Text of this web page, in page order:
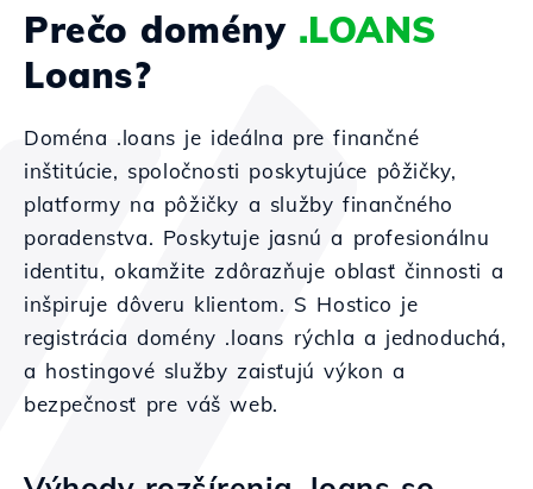
Prečo domény .LOANS
Loans?
Doména .loans je ideálna pre finančné
inštitúcie, spoločnosti poskytujúce pôžičky,
platformy na pôžičky a služby finančného
poradenstva. Poskytuje jasnú a profesionálnu
identitu, okamžite zdôrazňuje oblasť činnosti a
inšpiruje dôveru klientom. S Hostico je
registrácia domény .loans rýchla a jednoduchá,
a hostingové služby zaisťujú výkon a
bezpečnosť pre váš web.